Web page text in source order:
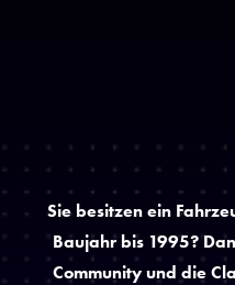
Sie besitzen ein
Baujahr bis 1995?
Community und die